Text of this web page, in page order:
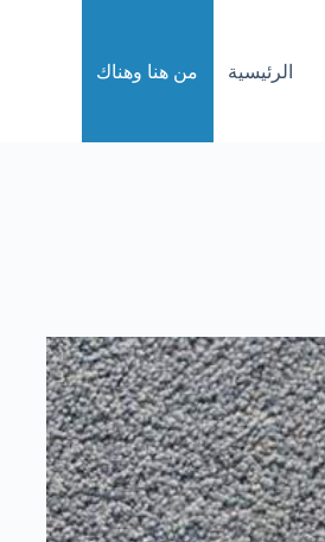
الرئيسية من هنا وهناك